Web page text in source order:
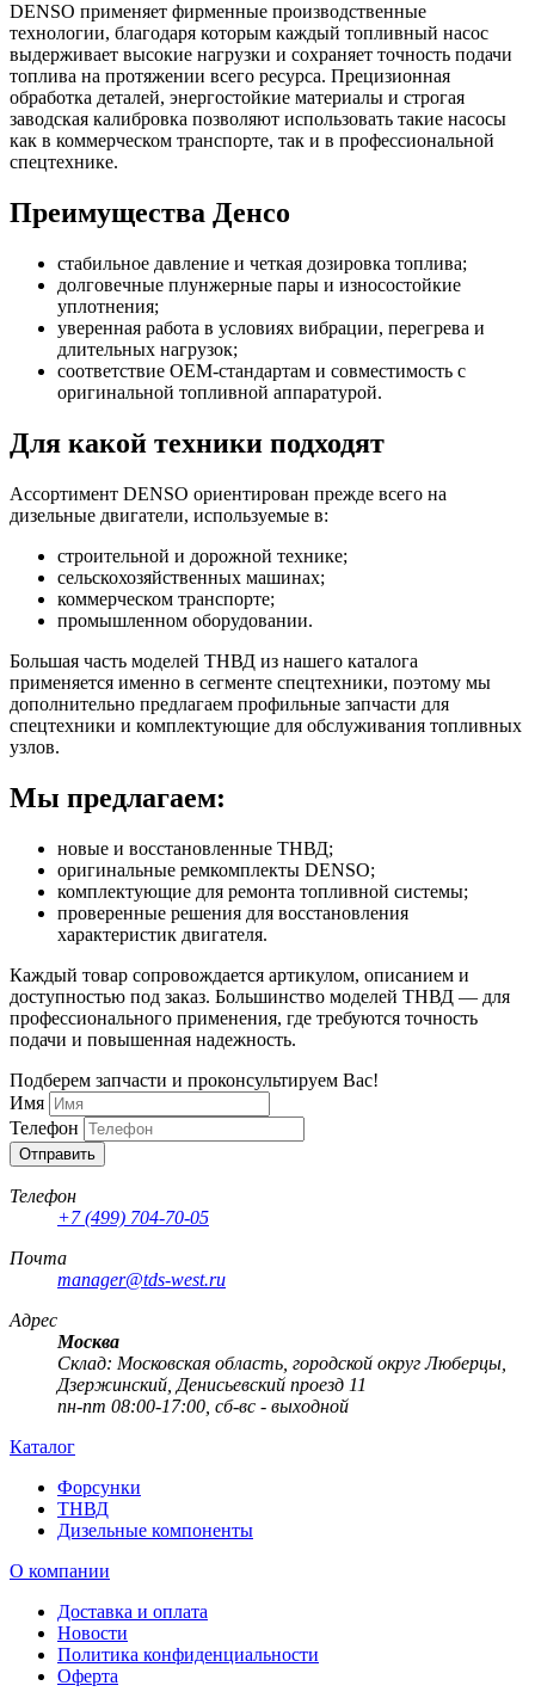
DENSO применяет фирменные производственные
технологии, благодаря которым каждый топливный насос
выдерживает высокие нагрузки и сохраняет точность подачи
топлива на протяжении всего ресурса. Прецизионная
обработка деталей, энергостойкие материалы и строгая
заводская калибровка позволяют использовать такие насосы
как в коммерческом транспорте, так и в профессиональной
спецтехнике.
Преимущества Денсо
стабильное давление и четкая дозировка топлива;
долговечные плунжерные пары и износостойкие
уплотнения;
уверенная работа в условиях вибрации, перегрева и
длительных нагрузок;
соответствие OEM-стандартам и совместимость с
оригинальной топливной аппаратурой.
Для какой техники подходят
Ассортимент DENSO ориентирован прежде всего на
дизельные двигатели, используемые в:
строительной и дорожной технике;
сельскохозяйственных машинах;
коммерческом транспорте;
промышленном оборудовании.
Большая часть моделей ТНВД из нашего каталога
применяется именно в сегменте спецтехники, поэтому мы
дополнительно предлагаем профильные запчасти для
спецтехники и комплектующие для обслуживания топливных
узлов.
Мы предлагаем:
новые и восстановленные ТНВД;
оригинальные ремкомплекты DENSO;
комплектующие для ремонта топливной системы;
проверенные решения для восстановления
характеристик двигателя.
Каждый товар сопровождается артикулом, описанием и
доступностью под заказ. Большинство моделей ТНВД — для
профессионального применения, где требуются точность
подачи и повышенная надежность.
Подберем запчасти и проконсультируем Вас!
Имя
Телефон
Отправить
Телефон
+7 (499) 704-70-05
Почта
manager@tds-west.ru
Адрес
Москва
Cклад: Московская область, городской округ Люберцы,
Дзержинский, Денисьевский проезд 11
пн-пт 08:00-17:00, сб-вс - выходной
Каталог
Форсунки
ТНВД
Дизельные компоненты
О компании
Доставка и оплата
Новости
Политика конфиденциальности
Оферта